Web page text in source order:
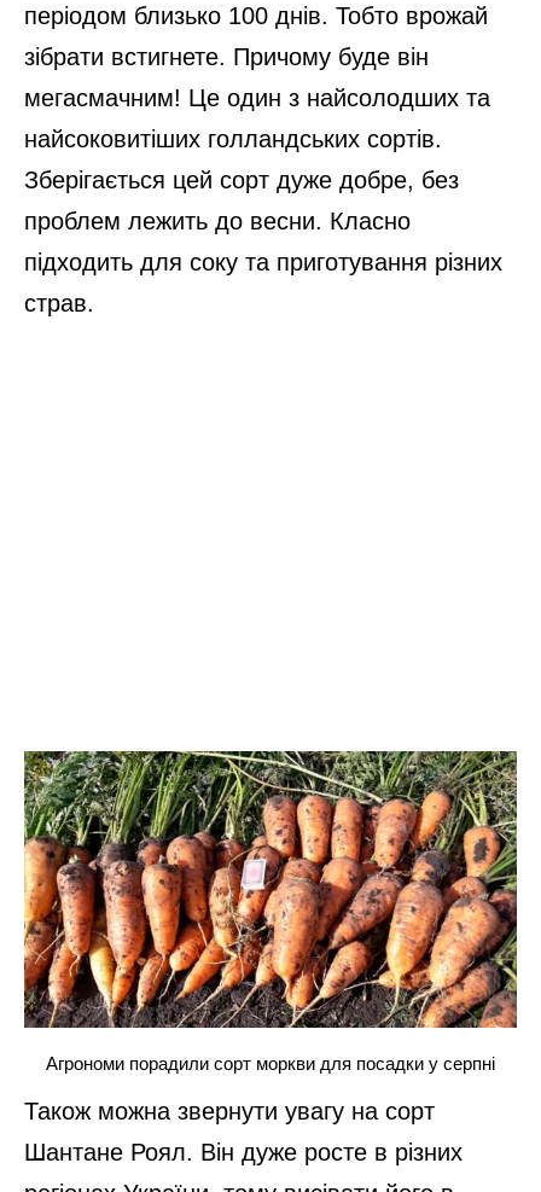
періодом близько 100 днів. Тобто врожай
зібрати встигнете. Причому буде він
мегасмачним! Це один з найсолодших та
найсоковитіших голландських сортів.
Зберігається цей сорт дуже добре, без
проблем лежить до весни. Класно
підходить для соку та приготування різних
страв.
Агрономи порадили сорт моркви для посадки у серпні
Також можна звернути увагу на сорт
Шантане Роял. Він дуже росте в різних